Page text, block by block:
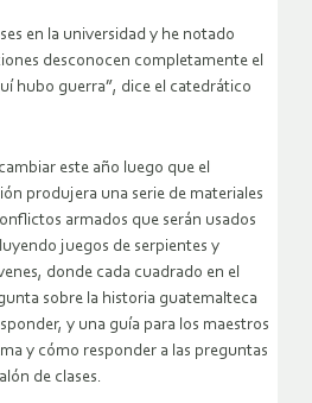
en la universidad y he notado
desconocen completamente el
hubo guerra”, dice el catedrático
este año luego que el
produjera una serie de materiales
armados que serán usados
juegos de serpientes y
donde cada cuadrado en el
sobre la historia guatemalteca
y una guía para los maestros
y cómo responder a las preguntas
de clases.